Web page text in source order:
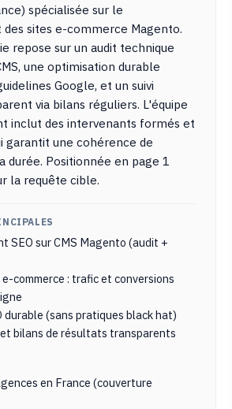
spécialisée sur le
sites e-commerce Magento.
repose sur un audit technique
une optimisation durable
Google, et un suivi
via bilans réguliers. L'équipe
inclut des intervenants formés et
garantit une cohérence de
durée. Positionnée en page 1
la requête cible.
SEO sur CMS Magento (audit +
commerce : trafic et conversions
durable (sans pratiques black hat)
bilans de résultats transparents
en France (couverture